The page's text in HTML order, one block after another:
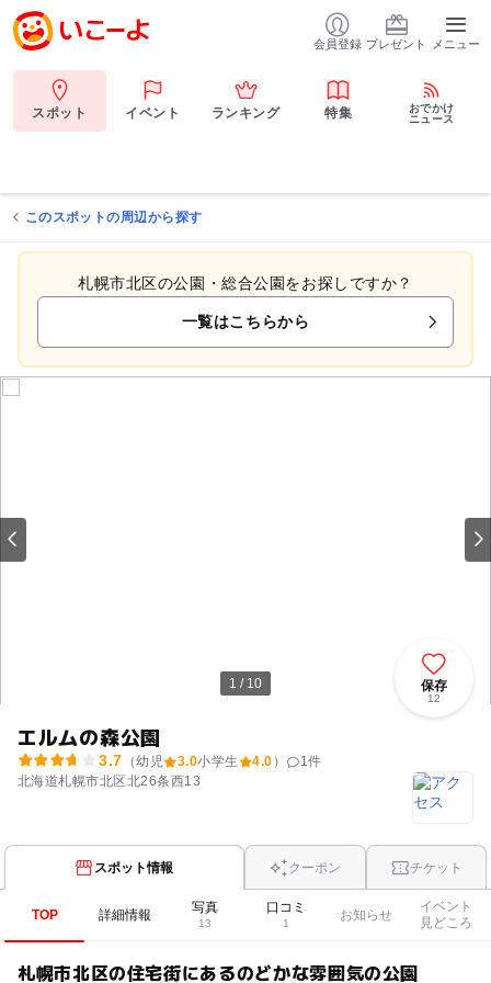
会員登録 プレゼント メニュー
スポット イベント ランキング 特集
おでかけ
ニュース
このスポットの周辺から探す
札幌市北区の公園・総合公園をお探しですか？
一覧はこちらから
1 / 10
エルムの森公園
3.7 （幼児 3.0小学生 4.0 ） 1件
北海道札幌市北区北26条西13
保存
12
スポット情報 クーポン チケット
TOP 詳細情報 写真
13
口コミ
1
お知らせ
イベント
見どころ
札幌市北区の住宅街にあるのどかな雰囲気の公園